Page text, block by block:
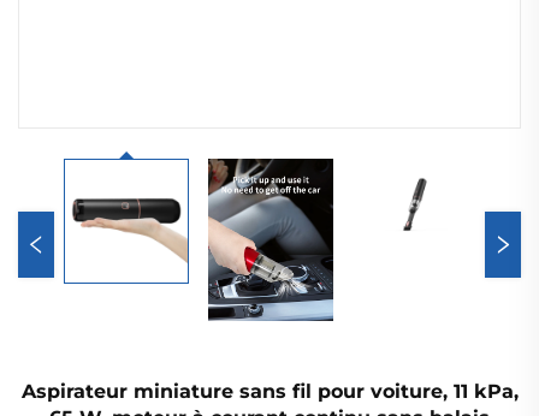
Aspirateur miniature sans fil pour voiture, 11 kPa,